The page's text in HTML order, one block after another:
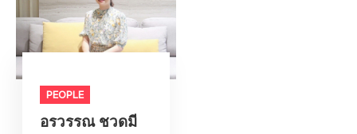
PEOPLE
อรวรรณ ชวดมี